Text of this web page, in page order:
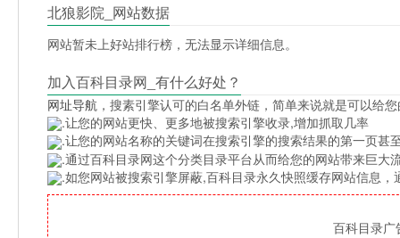
北狼影院_网站数据
网站暂未上好站排行榜，无法显示详细信息。
加入百科目录网_有什么好处？
网址导航 ，搜素引擎认可的白名单外链，简单来说就是可以给
.让您的网站更快、更多地被搜索引擎收录,增加抓取几率
.让您的网站名称的关键词在搜索引擎的搜索结果的第一页甚
.通过百科目录网这个分类目录平台从而给您的网站带来巨大
.如您网站被搜索引擎屏蔽,百科目录永久快照缓存网站信息
百科目录